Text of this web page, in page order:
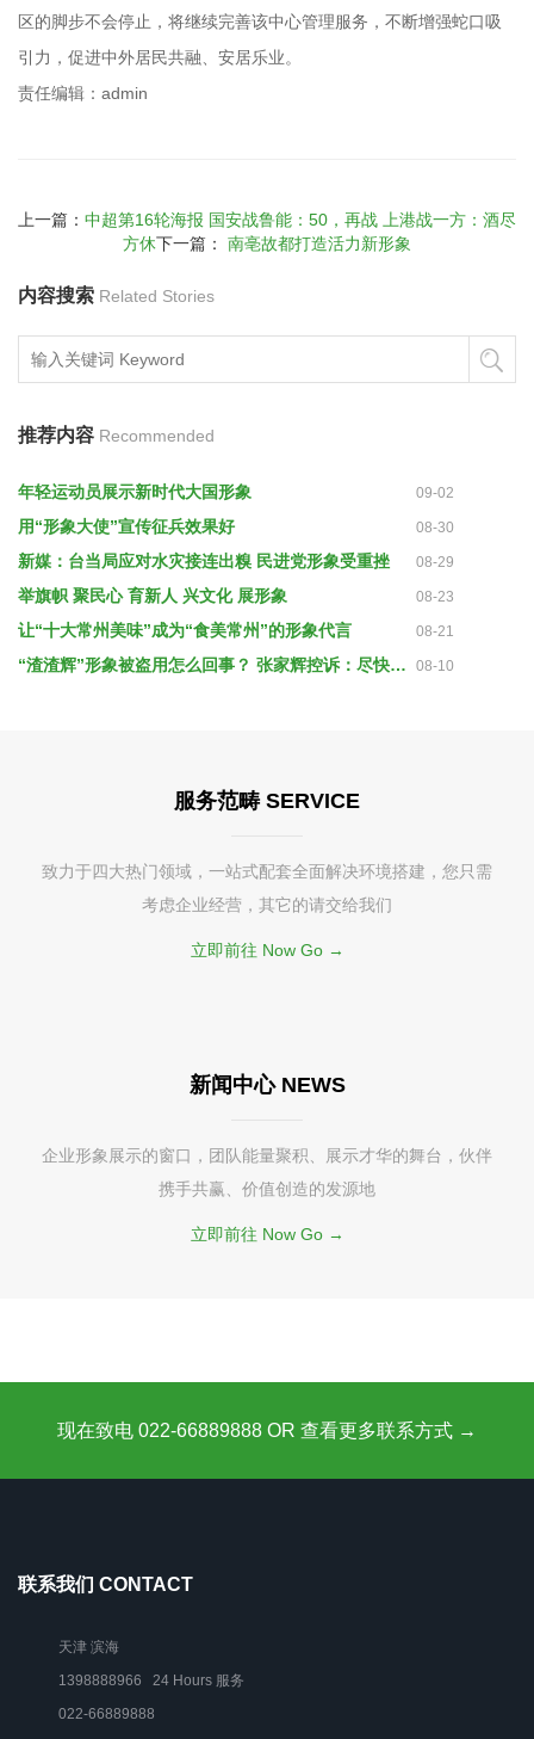
区的脚步不会停止，将继续完善该中心管理服务，不断增强蛇口吸
引力，促进中外居民共融、安居乐业。
责任编辑：admin
上一篇： 中超第16轮海报 国安战鲁能：50，再战 上港战一方：酒尽
方休下一篇： 南亳故都打造活力新形象
内容搜索 Related Stories
推荐内容 Recommended
年轻运动员展示新时代大国形象 09-02
用“形象大使”宣传征兵效果好 08-30
新媒：台当局应对水灾接连出糗 民进党形象受重挫 08-29
举旗帜 聚民心 育新人 兴文化 展形象 08-23
让“十大常州美味”成为“食美常州”的形象代言 08-21
“渣渣辉”形象被盗用怎么回事？ 张家辉控诉：尽快停止侵权行为 08-10
服务范畴 SERVICE
致力于四大热门领域，一站式配套全面解决环境搭建，您只需
考虑企业经营，其它的请交给我们
立即前往 Now Go →
新闻中心 NEWS
企业形象展示的窗口，团队能量聚积、展示才华的舞台，伙伴
携手共赢、价值创造的发源地
立即前往 Now Go →
现在致电 022-66889888 OR 查看更多联系方式 →
联系我们 CONTACT
天津 滨海
1398888966 24 Hours 服务
022-66889888